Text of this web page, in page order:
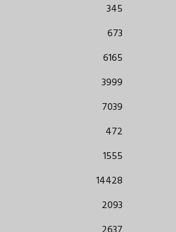
345
673
6165
3999
7039
472
1555
14428
2093